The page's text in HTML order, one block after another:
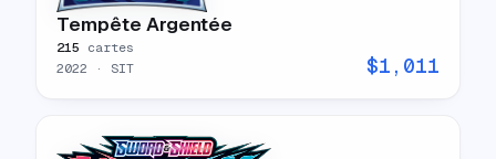
Tempête Argentée
215 cartes
2022 · SIT $1,011